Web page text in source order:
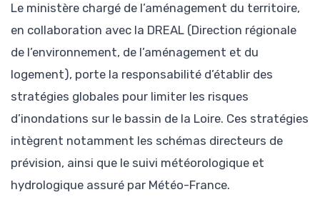
Le ministère chargé de l’aménagement du territoire,
en collaboration avec la DREAL (Direction régionale
de l’environnement, de l’aménagement et du
logement), porte la responsabilité d’établir des
stratégies globales pour limiter les risques
d’inondations sur le bassin de la Loire. Ces stratégies
intègrent notamment les schémas directeurs de
prévision, ainsi que le suivi météorologique et
hydrologique assuré par Météo-France.